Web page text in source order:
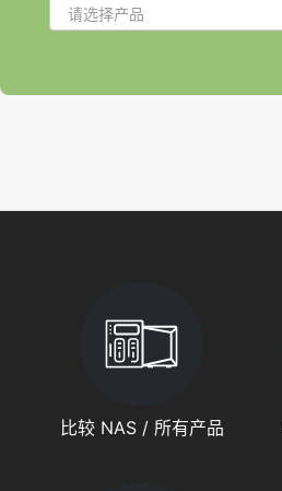
比较 NAS / 所有产品